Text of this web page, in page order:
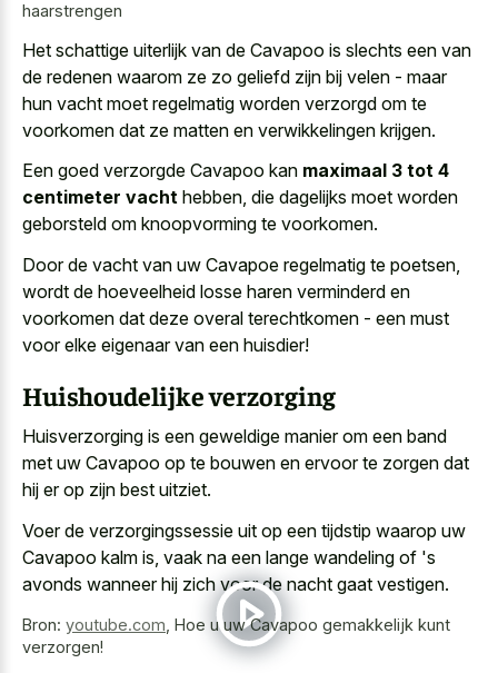
haarstrengen
Het schattige uiterlijk van de Cavapoo is slechts een van
de redenen waarom ze zo geliefd zijn bij velen - maar
hun vacht moet regelmatig worden verzorgd om te
voorkomen dat ze matten en verwikkelingen krijgen.
Een goed verzorgde Cavapoo kan maximaal 3 tot 4
centimeter vacht hebben, die dagelijks moet worden
geborsteld om knoopvorming te voorkomen.
Door de vacht van uw Cavapoe regelmatig te poetsen,
wordt de hoeveelheid losse haren verminderd en
voorkomen dat deze overal terechtkomen - een must
voor elke eigenaar van een huisdier!
Huishoudelijke verzorging
Huisverzorging is een geweldige manier om een band
met uw Cavapoo op te bouwen en ervoor te zorgen dat
hij er op zijn best uitziet.
Voer de verzorgingssessie uit op een tijdstip waarop uw
Cavapoo kalm is, vaak na een lange wandeling of 's
avonds wanneer hij zich voor de nacht gaat vestigen.
Bron: youtube.com Hoe u uw Cavapoo gemakkelijk kunt
verzorgen!